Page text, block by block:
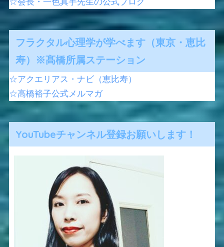
フラクタル心理学が学べます（東京・恵比
寿）※髙橋所属ステーション
☆アクエリアス・ナビ（恵比寿）
☆高橋裕子公式メルマガ
YouTubeチャンネル登録お願いします！